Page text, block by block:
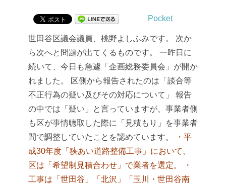
Pocket
世田谷区議会議員、桃野よしふみです。
次か
ら次へと問題が出てくるものです。
一昨日に
続いて、今日も急遽「企画総務委員会」が開か
れました。
区側から報告されたのは「談合等
不正行為の疑い及びその対応について」
報告
の中では「疑い」と言っていますが、事業者側
も区が事情聴取した際に「見積もり」を事業者
間で調整していたことを認めています。
・平
成30年度「狭あい道路整備工事」において、
区は「希望制見積合わせ」で業者を選定。
・
工事は「世田谷」「北沢」「玉川・世田谷南